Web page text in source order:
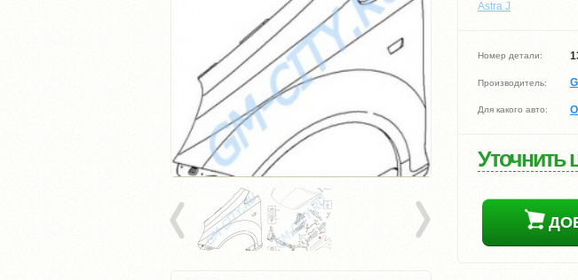
Astra J
Номер детали:
Производитель:
Для какого авто:
Уточнить